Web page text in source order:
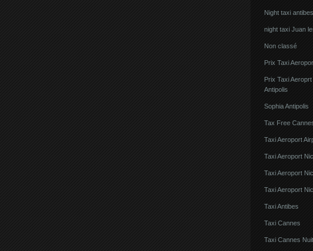
Night taxi antibes
night taxi Juan
Non classé
Prix Taxi
Prix Taxi
Antipolis
Sophia Antipolis
Tax Free
Taxi Aeroport
Taxi Aeroport
Taxi Aeroport
Taxi Aeroport
Taxi Antibes
Taxi Cannes
Taxi Cannes